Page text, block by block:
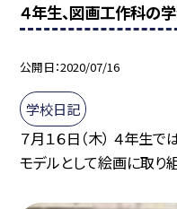
４年生、図画工作科の
公開日 2020/07/16
学校日記
７月１６日（木） ４年生
モデルとして絵画に取り